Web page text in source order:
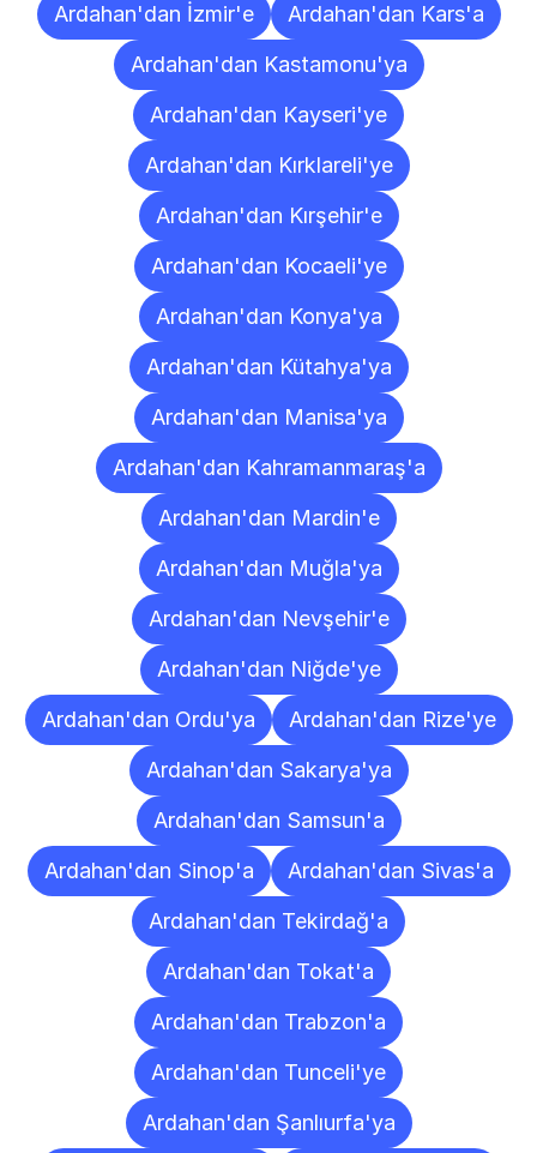
Ardahan'dan İzmir'e
Ardahan'dan Kars'a
Ardahan'dan Kastamonu'ya
Ardahan'dan Kayseri'ye
Ardahan'dan Kırklareli'ye
Ardahan'dan Kırşehir'e
Ardahan'dan Kocaeli'ye
Ardahan'dan Konya'ya
Ardahan'dan Kütahya'ya
Ardahan'dan Manisa'ya
Ardahan'dan Kahramanmaraş'a
Ardahan'dan Mardin'e
Ardahan'dan Muğla'ya
Ardahan'dan Nevşehir'e
Ardahan'dan Niğde'ye
Ardahan'dan Ordu'ya
Ardahan'dan Rize'ye
Ardahan'dan Sakarya'ya
Ardahan'dan Samsun'a
Ardahan'dan Sinop'a
Ardahan'dan Sivas'a
Ardahan'dan Tekirdağ'a
Ardahan'dan Tokat'a
Ardahan'dan Trabzon'a
Ardahan'dan Tunceli'ye
Ardahan'dan Şanlıurfa'ya